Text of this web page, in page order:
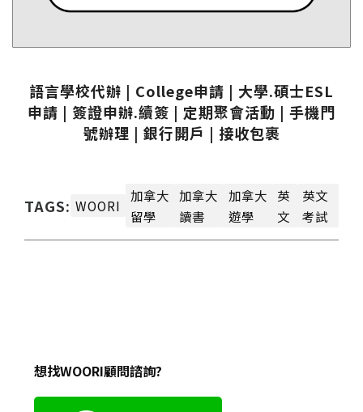
語言學校代辦 | College申請 | 大學.碩士ESL
申請 | 簽證申辦.續簽 | 定期聚會活動 | 手機門
號辦理 | 銀行開戶 | 接收包裹
TAGS: WOORI
加拿大
留學
加拿大
讀書
加拿大
遊學
英
文
英文
考試
想找WOORI顧問諮詢?